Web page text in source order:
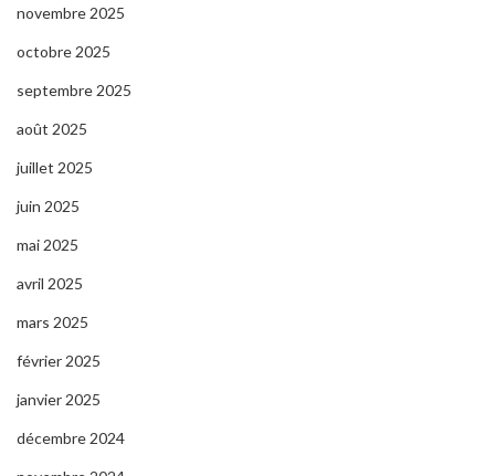
novembre 2025
octobre 2025
septembre 2025
août 2025
juillet 2025
juin 2025
mai 2025
avril 2025
mars 2025
février 2025
janvier 2025
décembre 2024